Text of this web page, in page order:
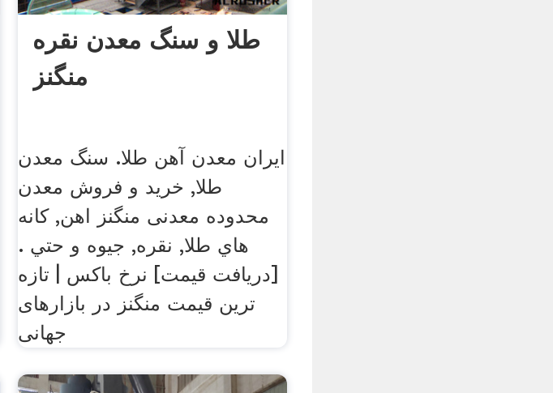
طلا و سنگ معدن نقره
منگنز
ایران معدن آهن طلا. سنگ معدن
طلا, خرید و فروش معدن
محدوده معدنی منگنز اهن, كانه
هاي طلا, نقره, جيوه و حتي .
[دریافت قیمت] نرخ باکس | تازه
ترین قیمت منگنز در بازارهای
جهانی